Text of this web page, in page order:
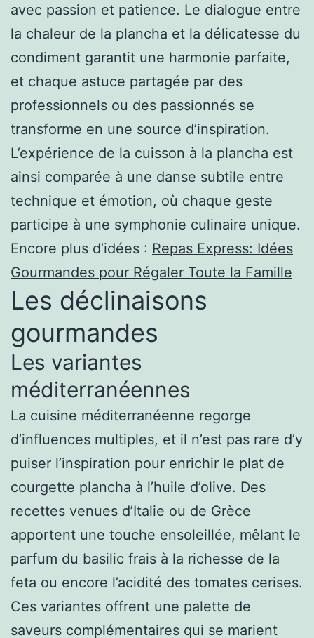
avec passion et patience. Le dialogue entre
la chaleur de la plancha et la délicatesse du
condiment garantit une harmonie parfaite,
et chaque astuce partagée par des
professionnels ou des passionnés se
transforme en une source d’inspiration.
L’expérience de la cuisson à la plancha est
ainsi comparée à une danse subtile entre
technique et émotion, où chaque geste
participe à une symphonie culinaire unique.
Encore plus d’idées : Repas Express: Idées
Gourmandes pour Régaler Toute la Famille
Les déclinaisons
gourmandes
Les variantes
méditerranéennes
La cuisine méditerranéenne regorge
d’influences multiples, et il n’est pas rare d’y
puiser l’inspiration pour enrichir le plat de
courgette plancha à l’huile d’olive. Des
recettes venues d’Italie ou de Grèce
apportent une touche ensoleillée, mêlant le
parfum du basilic frais à la richesse de la
feta ou encore l’acidité des tomates cerises.
Ces variantes offrent une palette de
saveurs complémentaires qui se marient